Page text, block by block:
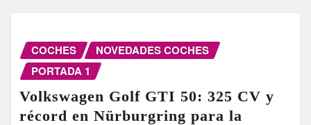
COCHES
NOVEDADES COCHES
PORTADA 1
Volkswagen Golf GTI 50: 325 CV y
récord en Nürburgring para la